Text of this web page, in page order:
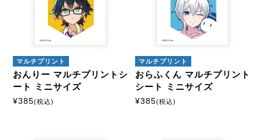
マルチプリント
おんりー マルチプリントシ
ート ミニサイズ
¥385(税込)
マルチプリント
おらふくん マルチプリント
シート ミニサイズ
¥385(税込)